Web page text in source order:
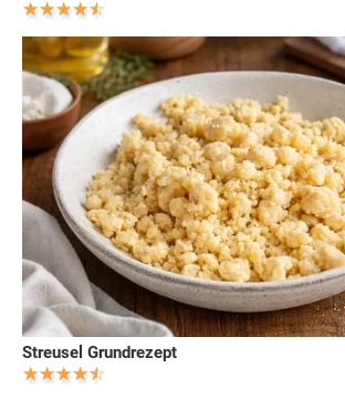
Streusel Grundrezept